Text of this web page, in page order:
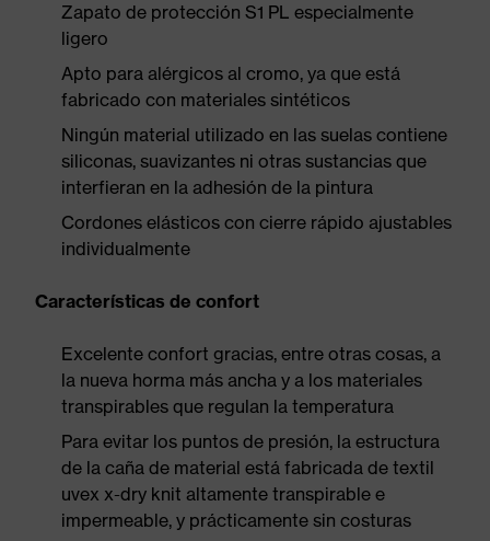
Zapato de protección S1 PL especialmente
ligero
Apto para alérgicos al cromo, ya que está
fabricado con materiales sintéticos
Ningún material utilizado en las suelas contiene
siliconas, suavizantes ni otras sustancias que
interfieran en la adhesión de la pintura
Cordones elásticos con cierre rápido ajustables
individualmente
Características de confort
Excelente confort gracias, entre otras cosas, a
la nueva horma más ancha y a los materiales
transpirables que regulan la temperatura
Para evitar los puntos de presión, la estructura
de la caña de material está fabricada de textil
uvex x-dry knit altamente transpirable e
impermeable, y prácticamente sin costuras